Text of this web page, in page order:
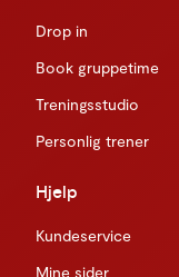
Drop in
Book gruppetime
Treningsstudio
Personlig trener
Hjelp
Kundeservice
Mine sider